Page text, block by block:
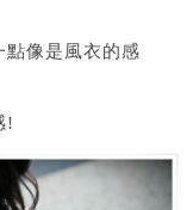
像是風衣的感
!